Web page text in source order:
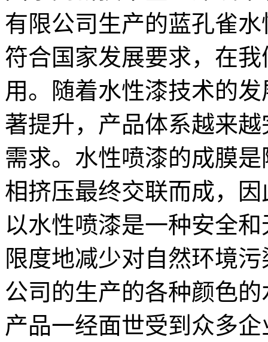
有限公司生产的蓝孔雀
符合国家发展要求，在
用。随着水性漆技术的
著提升，产品体系越来
需求。水性喷漆的成膜
相挤压最终交联而成，
以水性喷漆是一种安全
限度地减少对自然环境
公司的生产的各种颜色
产品一经面世受到众多